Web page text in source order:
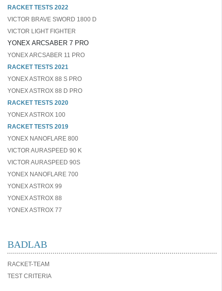
RACKET TESTS 2022
VICTOR BRAVE SWORD 1800 D
VICTOR LIGHT FIGHTER
YONEX ARCSABER 7 PRO
YONEX ARCSABER 11 PRO
RACKET TESTS 2021
YONEX ASTROX 88 S PRO
YONEX ASTROX 88 D PRO
RACKET TESTS 2020
YONEX ASTROX 100
RACKET TESTS 2019
YONEX NANOFLARE 800
VICTOR AURASPEED 90 K
VICTOR AURASPEED 90S
YONEX NANOFLARE 700
YONEX ASTROX 99
YONEX ASTROX 88
YONEX ASTROX 77
BADLAB
RACKET-TEAM
TEST CRITERIA